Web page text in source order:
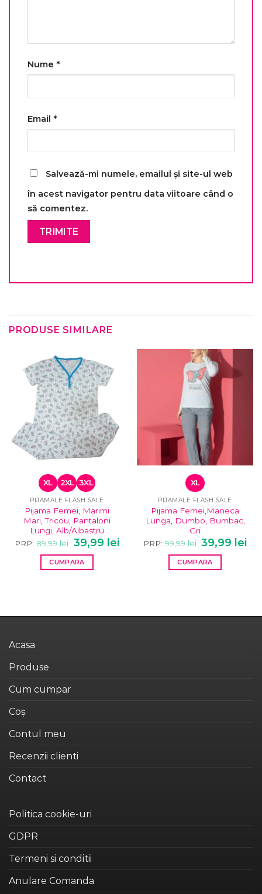
Nume *
Email *
Salvează-mi numele, emailul și site-ul web
în acest navigator pentru data viitoare când o
să comentez.
PRODUSE SIMILARE
XL 2XL 3XL
PIJAMALE FLASH SALE
Pijama Femei, Marimi
Mari, Tricou, Pantaloni
Lungi, Alb/Albastru
PRP: 89,99 lei
Prețul
inițial
a
fost:
89,99 lei.
39,99 leiPrețul
curent
CUMPARA
alese
XL
PIJAMALE FLASH SALE
Pijama Femei,Maneca
Lunga, Dumbo, Bumbac,
Gri
PRP: 99,99 lei Prețul
inițial
a
fost:
99,99 lei.
39,99 lei
CUMPARA
Acasa
Produse
Cum cumpar
Coș
Contul meu
Recenzii clienti
Contact
Politica cookie-uri
GDPR
Termeni si conditii
Anulare Comanda